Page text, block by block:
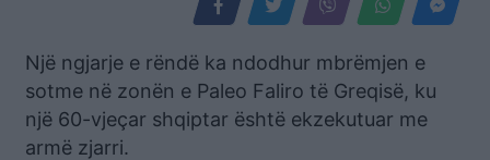
Një ngjarje e rëndë ka ndodhur mbrëmjen e
sotme në zonën e Paleo Faliro të Greqisë, ku
një 60-vjeçar shqiptar është ekzekutuar me
armë zjarri.